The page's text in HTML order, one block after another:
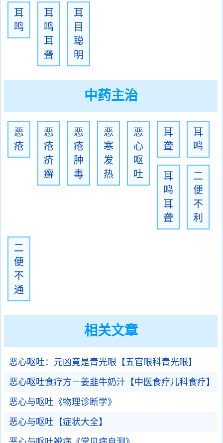
耳
鸣
耳
鸣
耳
聋
耳
目
聪
明
中药主治
恶
疮
恶
疮
疥
癣
恶
疮
肿
毒
恶
寒
发
热
恶
心
呕
吐
耳
聋
耳
鸣
耳
鸣
耳
聋
二
便
不
利
二
便
不
通
相关文章
恶心呕吐：元凶竟是青光眼【五官眼科青光眼】
恶心呕吐食疗方－姜韭牛奶汁【中医食疗儿科食疗】
恶心与呕吐《物理诊断学》
恶心与呕吐【症状大全】